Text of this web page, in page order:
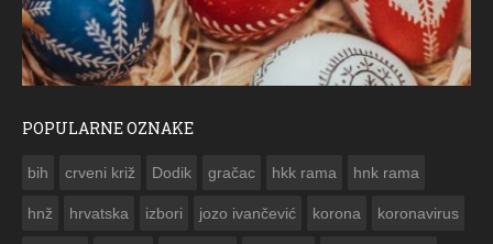
POPULARNE OZNAKE
bih crveni križ Dodik gračac hkk rama hnk rama
hnž hrvatska izbori jozo ivančević korona koronavirus